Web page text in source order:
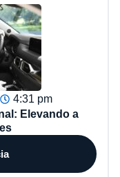
4:31 pm
Elevando a